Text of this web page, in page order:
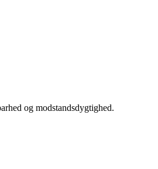
og modstandsdygtighed.